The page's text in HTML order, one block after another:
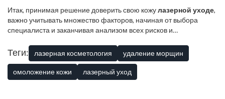
Итак, принимая решение доверить свою кожулазерной уходе,
важно учитывать множество факторов, начиная от выбора
специалиста и заканчивая анализом всех рисков и
послепроцедурном уходе, ведь грамотное соблюдение
рекомендаций врача поможет ускорить восстановление и
получить максимальный эффект от проведенного лечения.
Контакт с профессионалом, которому можно доверять, и
Теги: лазерная косметология удаление морщин
омоложение кожи лазерный уход